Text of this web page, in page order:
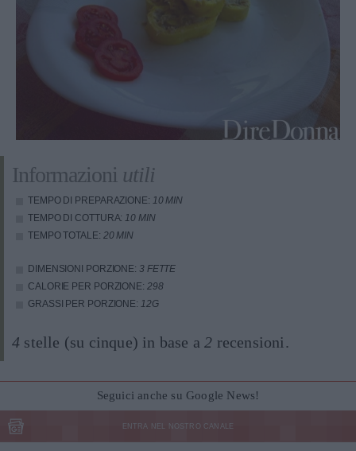
Informazioni utili
TEMPO DI PREPARAZIONE: 10 MIN
TEMPO DI COTTURA: 10 MIN
TEMPO TOTALE: 20 MIN
DIMENSIONI PORZIONE: 3 FETTE
CALORIE PER PORZIONE: 298
GRASSI PER PORZIONE: 12G
4 stelle (su cinque) in base a2 recensioni.
Seguici anche su Google News!
ENTRA NEL NOSTRO CANALE